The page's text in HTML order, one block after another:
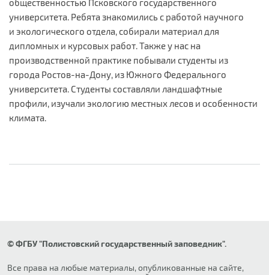
общественностью Псковского государственного
университета. Ребята знакомились с работой научного
и экологического отдела, собирали материал для
дипломных и курсовых работ. Также у нас на
производственной практике побывали студенты из
города Ростов-на-Дону, из Южного Федерального
университета. Студенты составляли ландшафтные
профили, изучали экологию местных лесов и особенности
климата.
© ФГБУ "Полистовский государственный заповедник".
Все права на любые материалы, опубликованные на сайте,